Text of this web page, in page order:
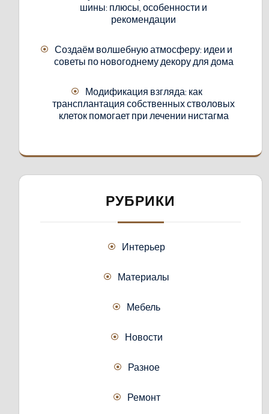
шины: плюсы, особенности и
рекомендации
Создаём волшебную атмосферу: идеи и
советы по новогоднему декору для дома
Модификация взгляда: как
трансплантация собственных стволовых
клеток помогает при лечении нистагма
РУБРИКИ
Интерьер
Материалы
Мебель
Новости
Разное
Ремонт